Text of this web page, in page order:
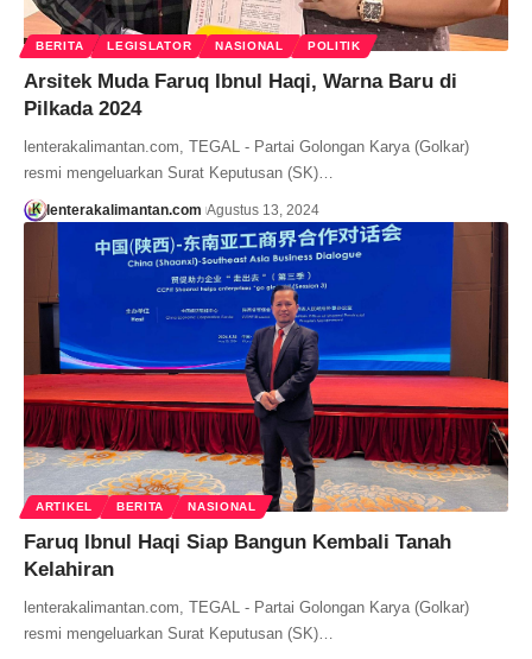
BERITA LEGISLATOR NASIONAL POLITIK
Arsitek Muda Faruq Ibnul Haqi, Warna Baru di
Pilkada 2024
lenterakalimantan.com, TEGAL - Partai Golongan Karya (Golkar)
resmi mengeluarkan Surat Keputusan (SK)…
lenterakalimantan.com Agustus 13, 2024
ARTIKEL BERITA NASIONAL
Faruq Ibnul Haqi Siap Bangun Kembali Tanah
Kelahiran
lenterakalimantan.com, TEGAL - Partai Golongan Karya (Golkar)
resmi mengeluarkan Surat Keputusan (SK)…